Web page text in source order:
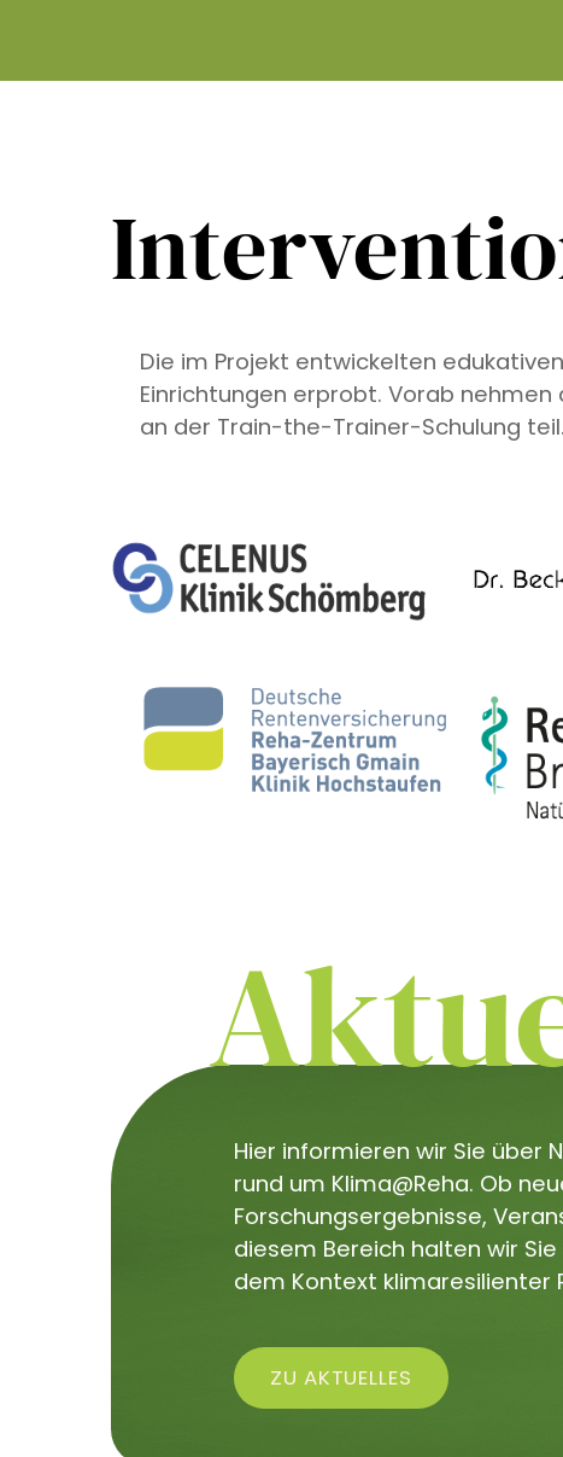
Die im Projekt entwickelten
Einrichtungen erprobt. Vorab
an der Train-the-Trainer-Schulung teil.
Hier informieren wir Sie über
rund um Klima@Reha. Ob
Forschungsergebnisse,
diesem Bereich halten wir
dem Kontext klimaresilienter
ZU AKTUELLES